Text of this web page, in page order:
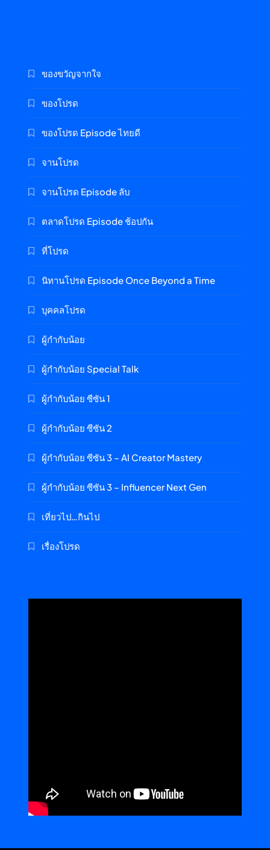
ของขวัญจากใจ
ของโปรด
ของโปรด Episode ไทยดี
จานโปรด
จานโปรด Episode ลับ
ตลาดโปรด Episode ช้อปกัน
ที่โปรด
นิทานโปรด Episode Once Beyond a Time
บุคคลโปรด
ผู้กำกับน้อย
ผู้กำกับน้อย Special Talk
ผู้กำกับน้อย ซีซัน 1
ผู้กำกับน้อย ซีซัน 2
ผู้กำกับน้อย ซีซัน 3 – AI Creator Mastery
ผู้กำกับน้อย ซีซัน 3 – Influencer Next Gen
เที่ยวไป…กินไป
เรื่องโปรด